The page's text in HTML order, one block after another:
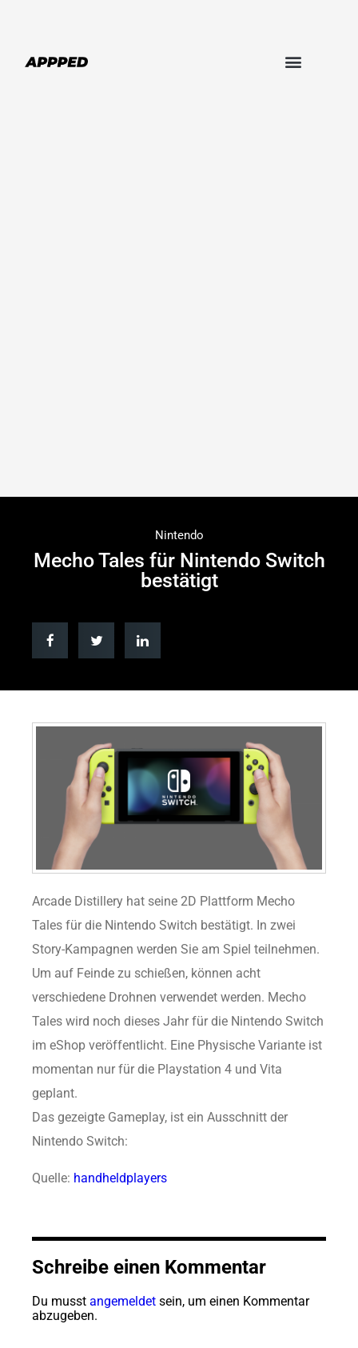
Nintendo
Mecho Tales für Nintendo Switch
bestätigt
Arcade Distillery hat seine 2D Plattform Mecho
Tales für die Nintendo Switch bestätigt. In zwei
Story-Kampagnen werden Sie am Spiel teilnehmen.
Um auf Feinde zu schießen, können acht
verschiedene Drohnen verwendet werden. Mecho
Tales wird noch dieses Jahr für die Nintendo Switch
im eShop veröffentlicht. Eine Physische Variante ist
momentan nur für die Playstation 4 und Vita
geplant.
Das gezeigte Gameplay, ist ein Ausschnitt der
Nintendo Switch:
Quelle: handheldplayers
Schreibe einen Kommentar
Du musst angemeldet sein, um einen Kommentar
abzugeben.